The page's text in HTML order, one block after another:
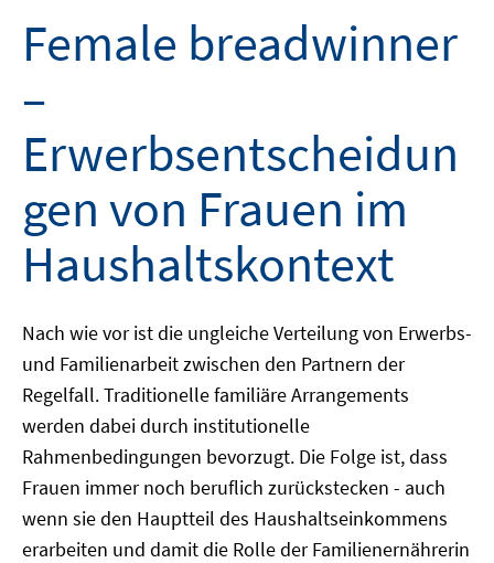
Female breadwinner
–
Erwerbsentscheidun
gen von Frauen im
Haushaltskontext
Nach wie vor ist die ungleiche Verteilung von Erwerbs-
und Familienarbeit zwischen den Partnern der
Regelfall. Traditionelle familiäre Arrangements
werden dabei durch institutionelle
Rahmenbedingungen bevorzugt. Die Folge ist, dass
Frauen immer noch beruflich zurückstecken - auch
wenn sie den Hauptteil des Haushaltseinkommens
erarbeiten und damit die Rolle der Familienernährerin